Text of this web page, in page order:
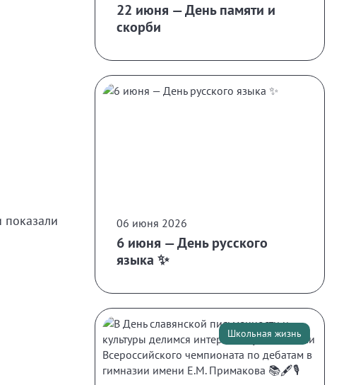
22 июня — День памяти и
скорби
06 июня 2026
6 июня — День русского
языка ✨
Школьная жизнь